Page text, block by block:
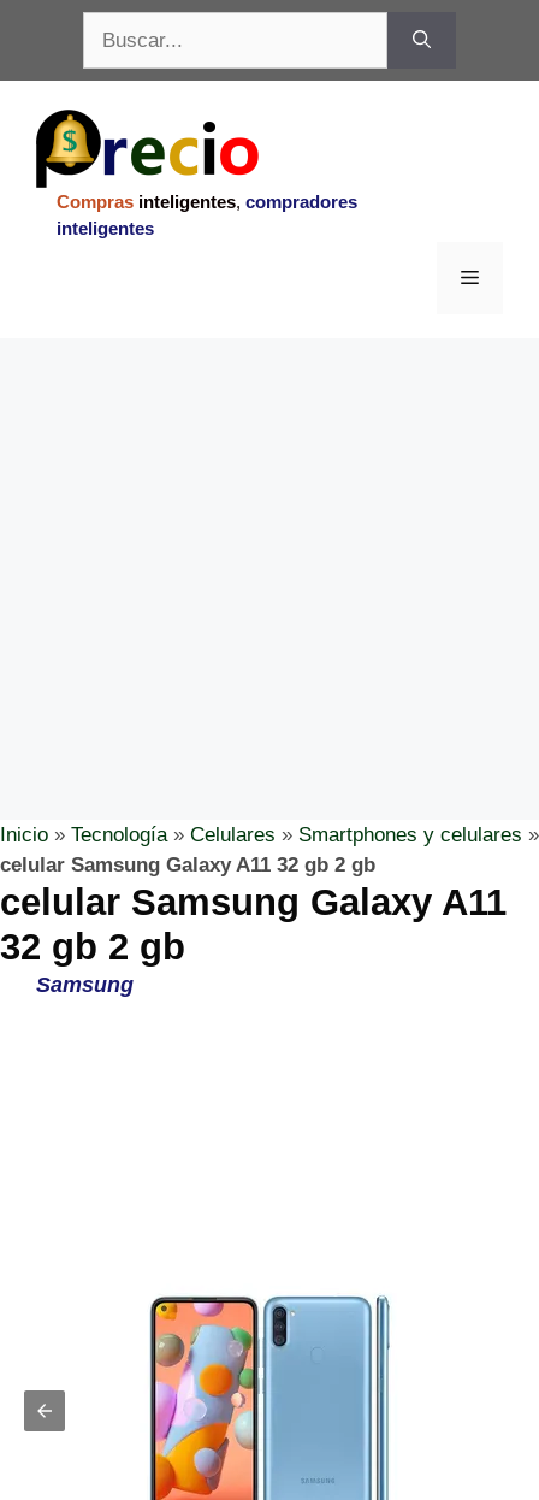
contenido
Compras inteligentes, compradores
inteligentes
Menu
Inicio » Tecnología» Celulares » Smartphones y celulares »
celular Samsung Galaxy A11 32 gb 2 gb
celular Samsung Galaxy A11
32 gb 2 gb
Samsung